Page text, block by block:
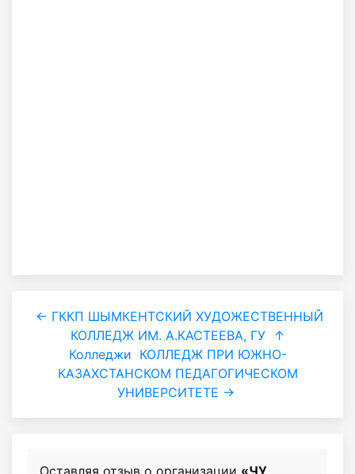
← ГККП ШЫМКЕНТСКИЙ ХУДОЖЕСТВЕННЫЙ
КОЛЛЕДЖ ИМ. А.КАСТЕЕВА, ГУ
↑
Колледжи КОЛЛЕДЖ ПРИ ЮЖНО-
КАЗАХСТАНСКОМ ПЕДАГОГИЧЕСКОМ
УНИВЕРСИТЕТЕ →
Оставляя отзыв о организации «ЧУ